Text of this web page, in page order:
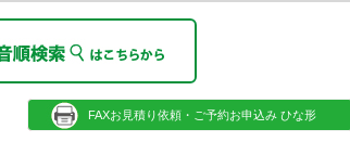
FAXお見積り依頼・ご予約お申込み ひな形